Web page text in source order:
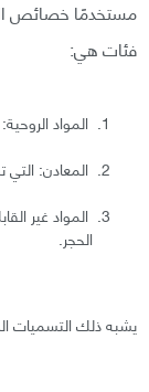
مستخدمًا خصائص
فئات هي:
المواد
المعادن:
المواد غير
الحجر.
يشبه ذلك التسميات